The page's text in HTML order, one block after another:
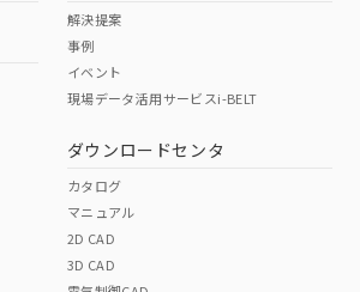
解決提案
事例
イベント
現場データ活用サービスi-BELT
ダウンロードセンタ
カタログ
マニュアル
2D CAD
3D CAD